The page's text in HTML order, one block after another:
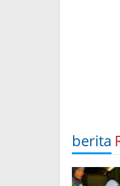
berita